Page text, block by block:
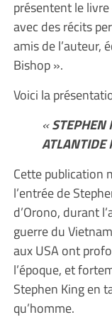
présentent le
avec des récits
amis de l’auteur,
Bishop ».
Voici la
«STEPHEN
ATLANTIDE
Cette publication
l’entrée de
d’Orono, durant
guerre du
aux USA ont
l’époque, et
Stephen King en
qu’homme.